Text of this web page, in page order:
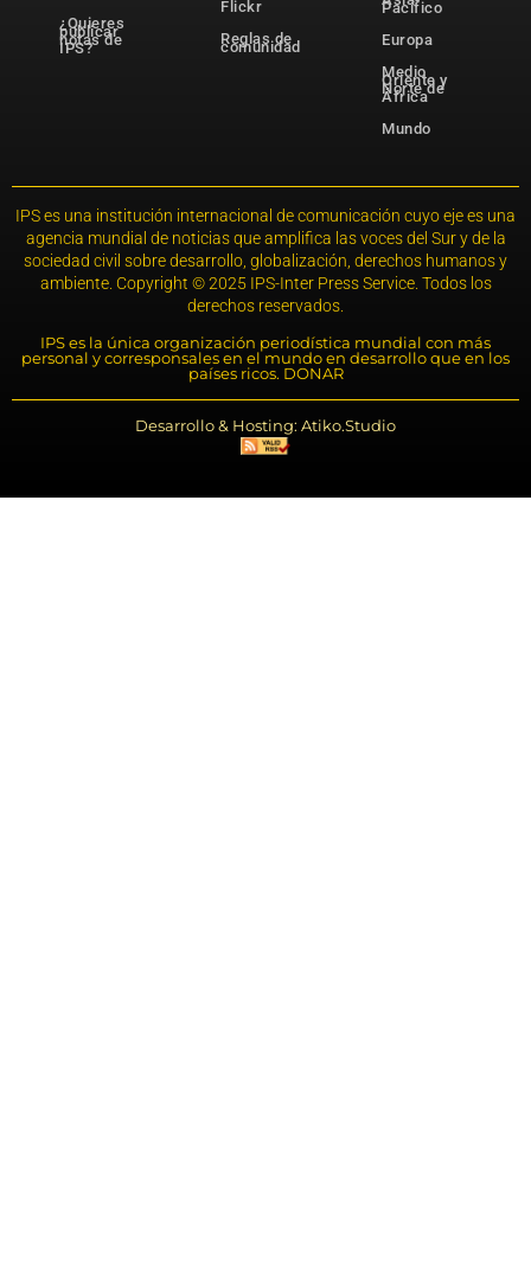
¿Quieres
publicar
notas de
IPS?
Flickr
Reglas de
comunidad
Pacífico
Europa
Medio
Oriente y
Norte de
África
Mundo
IPS es una institución internacional de comunicación cuyo eje es una
agencia mundial de noticias que amplifica las voces del Sur y de la
sociedad civil sobre desarrollo, globalización, derechos humanos y
ambiente. Copyright © 2025 IPS-Inter Press Service. Todos los
derechos reservados.
IPS es la única organización periodística mundial con más
personal y corresponsales en el mundo en desarrollo que en los
países ricos. DONAR
Desarrollo & Hosting: Atiko.Studio